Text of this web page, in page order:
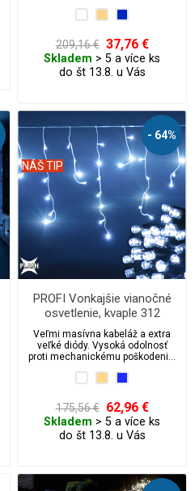
209,16 € 37,76 €
Skladem > 5 a více ks
do št 13.8. u Vás
- 64%
NÁŠ TIP
PROFI Vonkajšie vianočné
osvetlenie, kvaple 312
LED/11,5 m s FLASH extra
veľké LED diódy - biely kábel
Veľmi masívna kabeláž a extra
veľké diódy. Vysoká odolnosť
proti mechanickému poškodeniu,
175,56 € 62,96 €
Skladem > 5 a více ks
do št 13.8. u Vás